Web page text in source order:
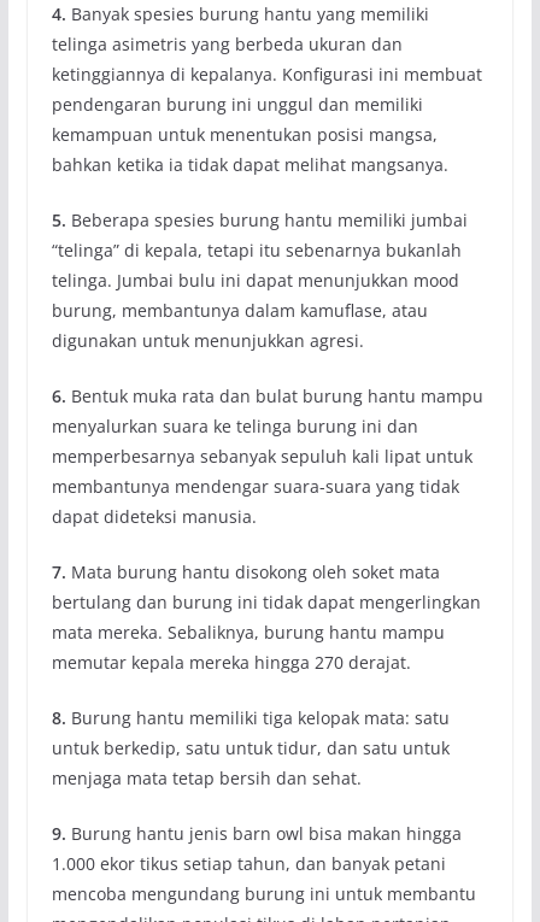
4. Banyak spesies burung hantu yang memiliki
telinga asimetris yang berbeda ukuran dan
ketinggiannya di kepalanya. Konfigurasi ini membuat
pendengaran burung ini unggul dan memiliki
kemampuan untuk menentukan posisi mangsa,
bahkan ketika ia tidak dapat melihat mangsanya.
5. Beberapa spesies burung hantu memiliki jumbai
“telinga” di kepala, tetapi itu sebenarnya bukanlah
telinga. Jumbai bulu ini dapat menunjukkan mood
burung, membantunya dalam kamuflase, atau
digunakan untuk menunjukkan agresi.
6. Bentuk muka rata dan bulat burung hantu mampu
menyalurkan suara ke telinga burung ini dan
memperbesarnya sebanyak sepuluh kali lipat untuk
membantunya mendengar suara-suara yang tidak
dapat dideteksi manusia.
7. Mata burung hantu disokong oleh soket mata
bertulang dan burung ini tidak dapat mengerlingkan
mata mereka. Sebaliknya, burung hantu mampu
memutar kepala mereka hingga 270 derajat.
8. Burung hantu memiliki tiga kelopak mata: satu
untuk berkedip, satu untuk tidur, dan satu untuk
menjaga mata tetap bersih dan sehat.
9. Burung hantu jenis barn owl bisa makan hingga
1.000 ekor tikus setiap tahun, dan banyak petani
mencoba mengundang burung ini untuk membantu